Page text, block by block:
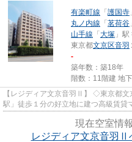
有楽町線 「 護国寺
丸ノ内線 「 茗荷谷
山手線 「 大塚 」
東京都文京区音羽
-
築年数：築18年
階数：11階建 地
【レジディア文京音羽Ⅱ】 ◇東京都文京区音羽２丁目11-15 有楽町線「護国寺
駅」徒歩１分の好立地に建つ高級賃貸マンショ
現在空室情
レジディア文京音羽Ⅱ